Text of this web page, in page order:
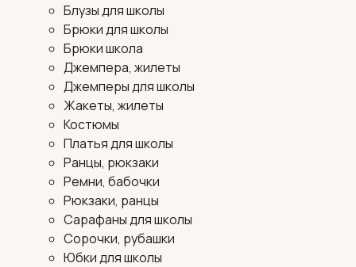
Блузы для школы
Брюки для школы
Брюки школа
Джемпера, жилеты
Джемперы для школы
Жакеты, жилеты
Костюмы
Платья для школы
Ранцы, рюкзаки
Ремни, бабочки
Рюкзаки, ранцы
Сарафаны для школы
Сорочки, рубашки
Юбки для школы